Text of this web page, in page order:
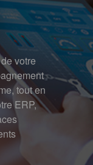
votre
tout en
ERP,